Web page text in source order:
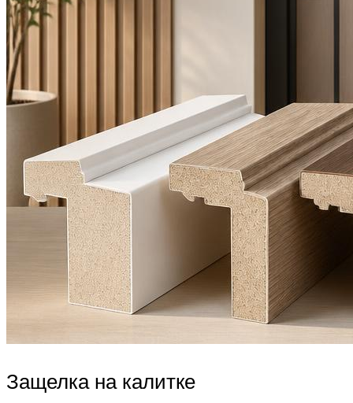
Защелка на калитке